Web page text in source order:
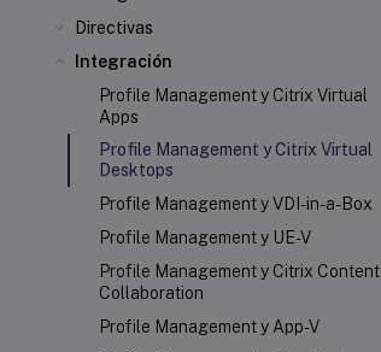
Directivas
Integración
Profile Management y Citrix Virtual
Apps
Profile Management y Citrix Virtual
Desktops
Profile Management y VDI-in-a-Box
Profile Management y UE-V
Profile Management y Citrix Content
Collaboration
Profile Management y App-V